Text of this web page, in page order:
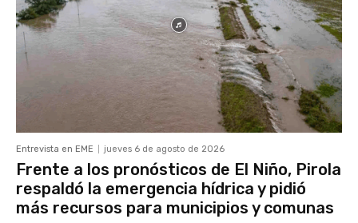
Entrevista en EME jueves 6 de agosto de 2026
Frente a los pronósticos de El Niño, Pirola
respaldó la emergencia hídrica y pidió
más recursos para municipios y comunas